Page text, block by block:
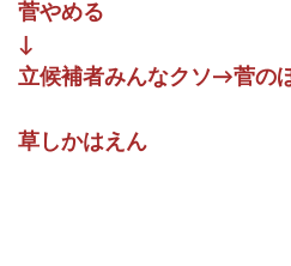
菅やめる
↓
立候補者みんなクソ→菅の
草しかはえん